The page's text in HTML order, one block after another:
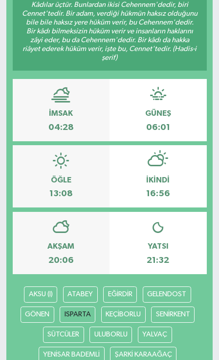
Kâdılar üçtür. Bunlardan ikisi Cehennem'dedir, biri
Cennet'tedir. Bir adam, verdiği hükmün haksız olduğunu
bile bile haksız yere hüküm verir, bu Cehennem'dedir.
Bir kâdı bilmeksizin hüküm verir ve insanların haklarını
zâyi eder, bu da Cehennem'dedir. Bir kâdı da hakka
riâyet ederek hüküm verir, işte bu, Cennet'tedir. (Hadis-i
şerif)
İMSAK
04:28
GÜNEŞ
06:01
ÖĞLE
13:08
İKINDI
16:56
AKŞAM
20:06
YATSI
21:32
AKSU (I) ATABEY EĞİRDİR GELENDOST
GÖNEN ISPARTA KEÇİBORLU SENİRKENT
SÜTCÜLER ULUBORLU YALVAÇ
YENİSAR BADEMLİ ŞARKİ KARAAĞAÇ
Teknoloji
Yaşam